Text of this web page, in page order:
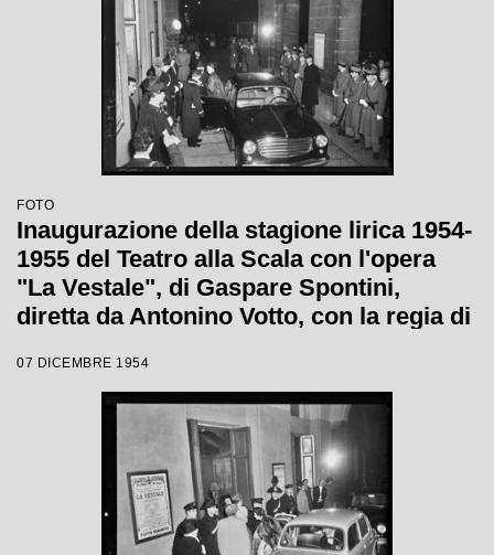
FOTO
Inaugurazione della stagione lirica 1954-
1955 del Teatro alla Scala con l'opera
"La Vestale", di Gaspare Spontini,
diretta da Antonino Votto, con la regia di
07 DICEMBRE 1954